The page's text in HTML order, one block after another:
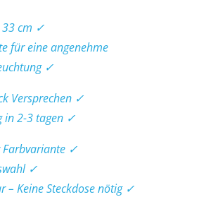
33 cm ✓
für eine angenehme
✓
Versprechen ✓
in 2-3 tagen ✓
Farbvariante ✓
✓
– Keine Steckdose nötig ✓